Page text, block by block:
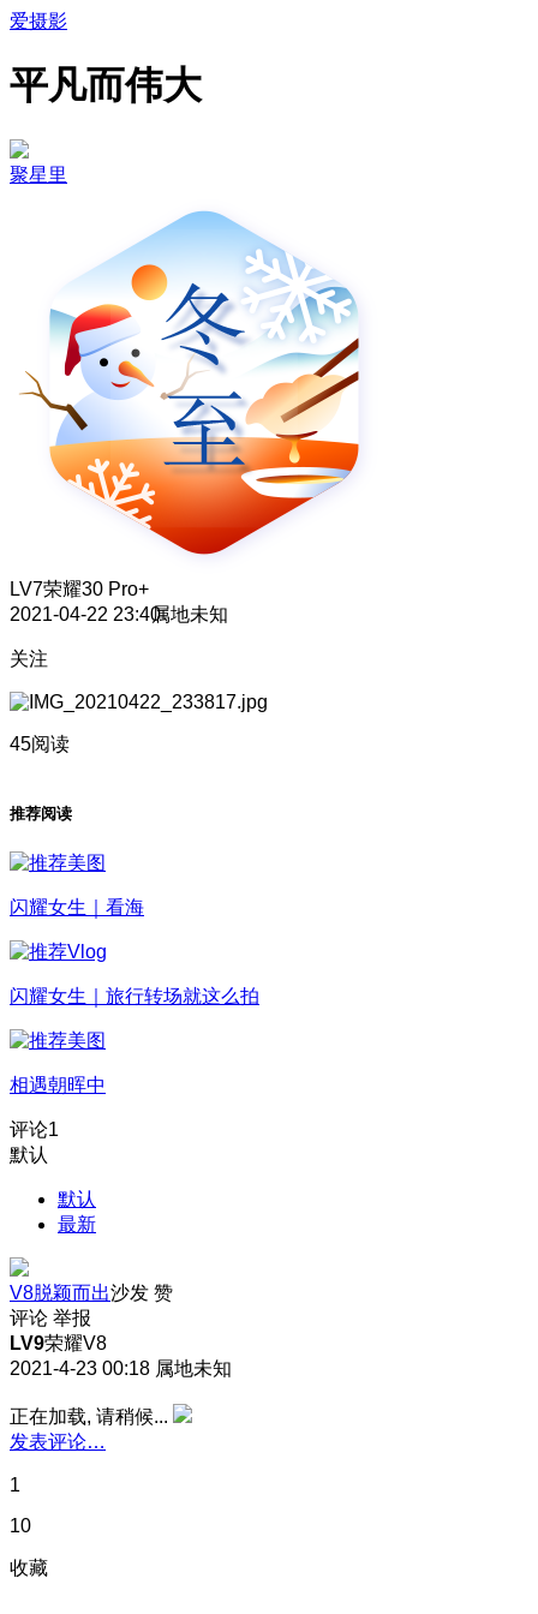
爱摄影
平凡而伟大
聚星里
LV7荣耀30 Pro+
2021-04-22 23:40属地未知
关注
45阅读
推荐阅读
闪耀女生｜看海
闪耀女生｜旅行转场就这么拍
相遇朝晖中
评论1
默认
默认
最新
V8脱颖而出沙发 赞
评论 举报
LV9荣耀V8
2021-4-23 00:18 属地未知
正在加载, 请稍候...
发表评论…
1
10
收藏